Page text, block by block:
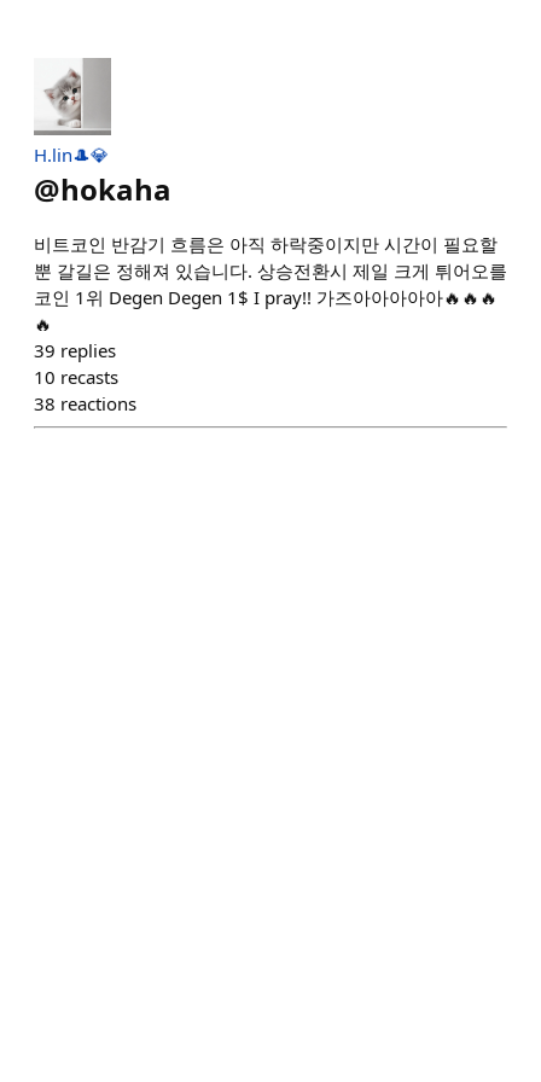
H.lin🎩💎
@hokaha
비트코인 반감기 흐름은 아직 하락중이지만 시간이 필요할
뿐 갈길은 정해져 있습니다. 상승전환시 제일 크게 튀어오를
코인 1위 Degen Degen 1$ I pray!! 가즈아아아아아🔥🔥🔥
🔥
39 replies
10 recasts
38 reactions